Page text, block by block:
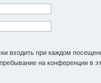
входить при каждом
на конференции в